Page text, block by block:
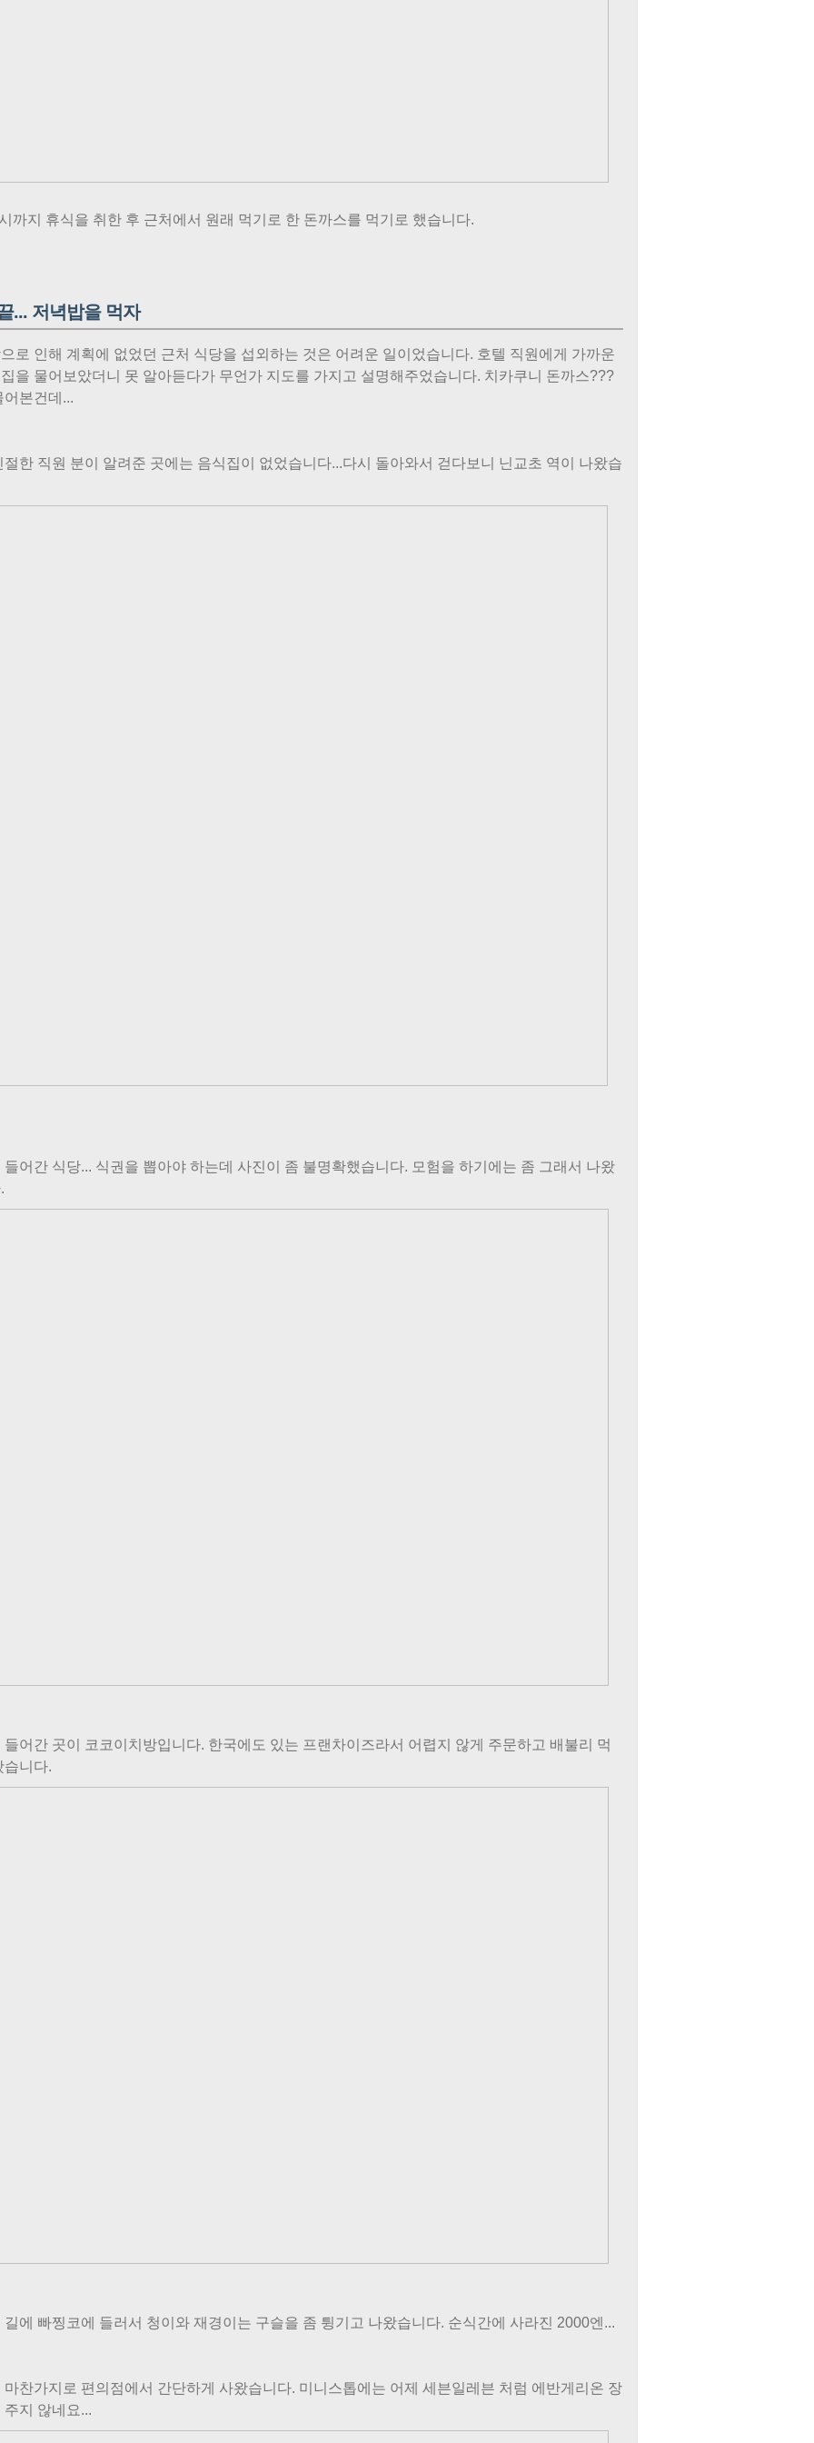
까지 휴식을 취한 후 근처에서 원래 먹기로 한 돈까스를 먹기로 했습니다.
... 저녁밥을 먹자
로 인해 계획에 없었던 근처 식당을 섭외하는 것은 어려운 일이었습니다. 호텔 직원에게 가까운
을 물어보았더니 못 알아듣다가 무언가 지도를 가지고 설명해주었습니다. 치카쿠니 돈까스???
어본건데...
절한 직원 분이 알려준 곳에는 음식집이 없었습니다...다시 돌아와서 걷다보니 닌교초 역이 나왔습
들어간 식당... 식권을 뽑아야 하는데 사진이 좀 불명확했습니다. 모험을 하기에는 좀 그래서 나왔
들어간 곳이 코코이치방입니다. 한국에도 있는 프랜차이즈라서 어렵지 않게 주문하고 배불리 먹
습니다.
길에 빠찡코에 들러서 청이와 재경이는 구슬을 좀 튕기고 나왔습니다. 순식간에 사라진 2000엔...
마찬가지로 편의점에서 간단하게 사왔습니다. 미니스톱에는 어제 세븐일레븐 처럼 에반게리온 장
주지 않네요...